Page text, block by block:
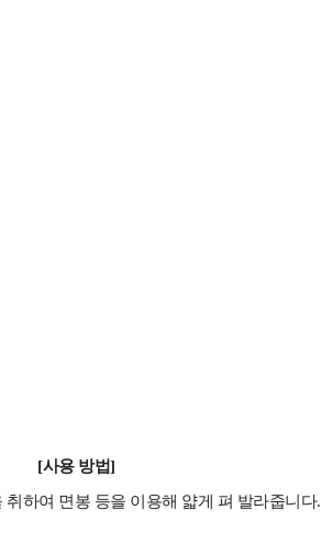
[사용 방법]
취하여 면봉 등을 이용해 얇게 펴 발라줍니다.